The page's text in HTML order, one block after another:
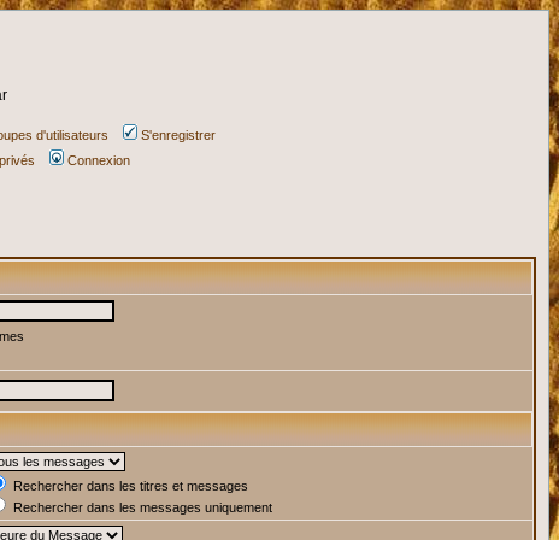
d'utilisateurs
S'enregistrer
Connexion
Rechercher dans les titres et messages
Rechercher dans les messages uniquement